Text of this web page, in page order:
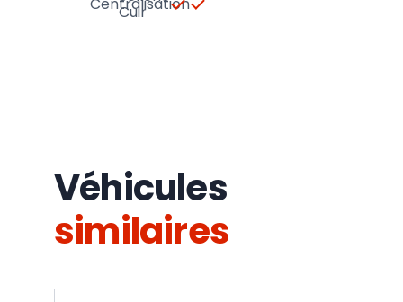
Cuir
Véhicules
similaires